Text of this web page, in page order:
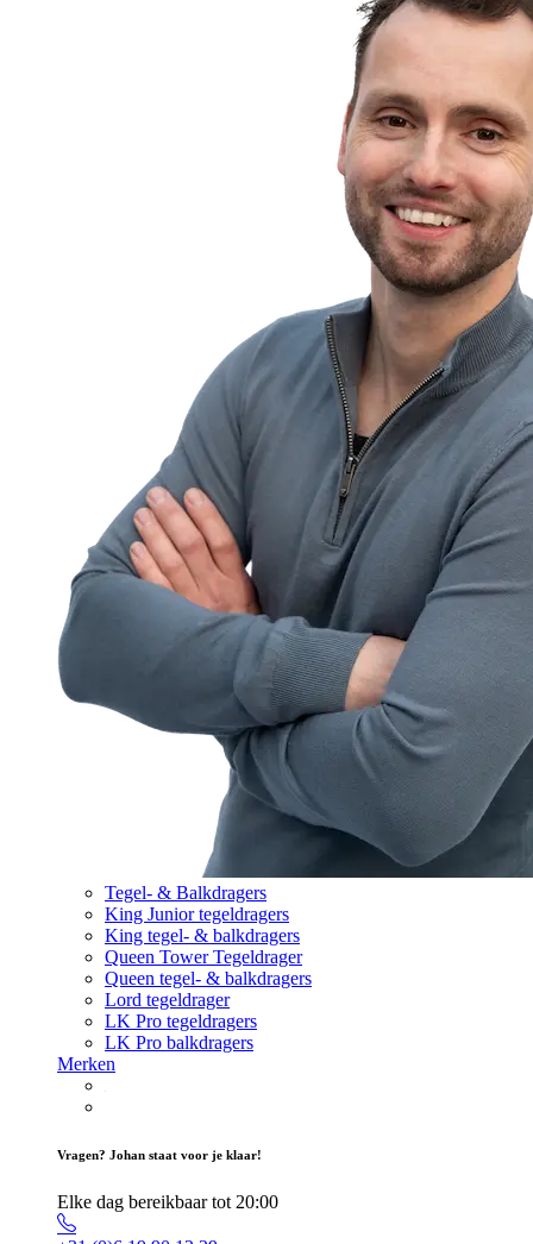
Tegel- & Balkdragers
King Junior tegeldragers
King tegel- & balkdragers
Queen Tower Tegeldrager
Queen tegel- & balkdragers
Lord tegeldrager
LK Pro tegeldragers
LK Pro balkdragers
Merken
Vragen? Johan staat voor je klaar!
Elke dag bereikbaar tot 20:00